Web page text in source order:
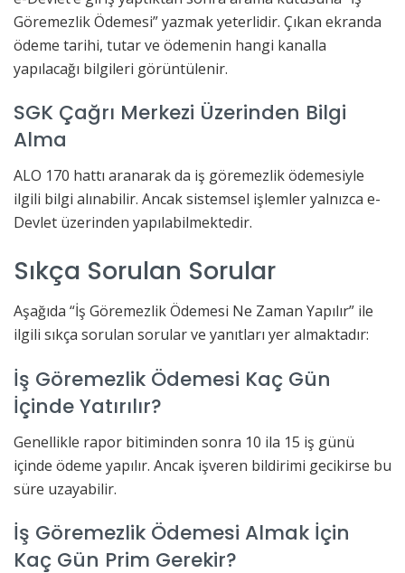
Göremezlik Ödemesi” yazmak yeterlidir. Çıkan ekranda
ödeme tarihi, tutar ve ödemenin hangi kanalla
yapılacağı bilgileri görüntülenir.
SGK Çağrı Merkezi Üzerinden Bilgi
Alma
ALO 170 hattı aranarak da iş göremezlik ödemesiyle
ilgili bilgi alınabilir. Ancak sistemsel işlemler yalnızca e-
Devlet üzerinden yapılabilmektedir.
Sıkça Sorulan Sorular
Aşağıda “İş Göremezlik Ödemesi Ne Zaman Yapılır” ile
ilgili sıkça sorulan sorular ve yanıtları yer almaktadır:
İş Göremezlik Ödemesi Kaç Gün
İçinde Yatırılır?
Genellikle rapor bitiminden sonra 10 ila 15 iş günü
içinde ödeme yapılır. Ancak işveren bildirimi gecikirse bu
süre uzayabilir.
İş Göremezlik Ödemesi Almak İçin
Kaç Gün Prim Gerekir?